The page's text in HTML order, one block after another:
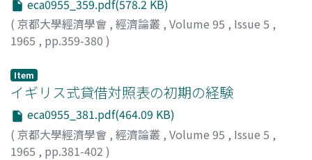
eca0955_359.pdf(578.2 KB)
( 京都大學經濟學會 , 經濟論叢 , Volume 95 , Issue 5 ,
1965 , pp.359-380 )
Item
イギリス式貸借対照表の初期の経験
eca0955_381.pdf(464.09 KB)
( 京都大學經濟學會 , 經濟論叢 , Volume 95 , Issue 5 ,
1965 , pp.381-402 )